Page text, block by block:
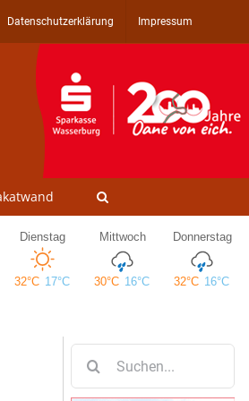
Datenschutzerklärung Impressum
nach: